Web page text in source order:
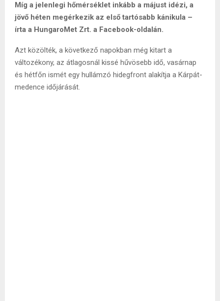
Míg a jelenlegi hőmérséklet inkább a májust idézi, a
jövő héten megérkezik az első tartósabb kánikula –
írta a HungaroMet Zrt. a Facebook-oldalán.
Azt közölték, a következő napokban még kitart a
változékony, az átlagosnál kissé hűvösebb idő, vasárnap
és hétfőn ismét egy hullámzó hidegfront alakítja a Kárpát-
medence időjárását.